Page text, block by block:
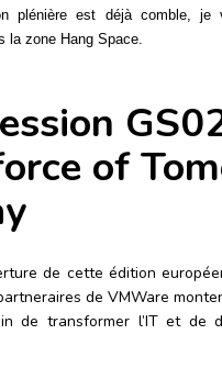
plénière est déjà comble, je
la zone Hang Space.
of
de cette édition
de VMWare
de transformer l’IT et de